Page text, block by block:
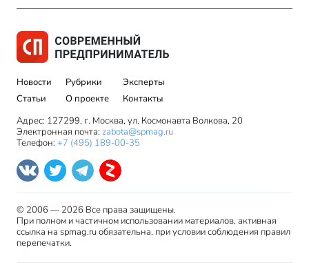
Новости
Статьи
Рубрики
О проекте
Эксперты
Контакты
Адрес: 127299, г. Москва, ул. Космонавта Волкова, 20
Электронная почта: zabota@spmag.ru
Телефон: +7 (495) 189-00-35
© 2006 — 2026 Все права защищены.
При полном и частичном использовании материалов, активная
ссылка на spmag.ru обязательна, при условии соблюдения правил
перепечатки.